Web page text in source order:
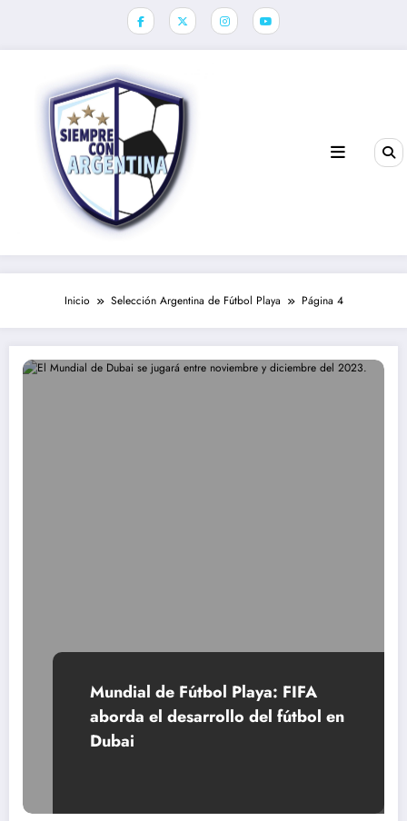
Inicio Selección Argentina de Fútbol Playa Página 4
Mundial de Fútbol Playa: FIFA
aborda el desarrollo del fútbol en
Dubai